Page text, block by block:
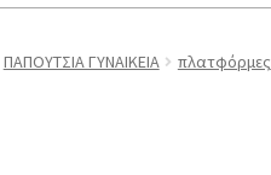
ΠΑΠΟΥΤΣΙΑ ΓΥΝΑΙΚΕΙΑ πλατφόρμες